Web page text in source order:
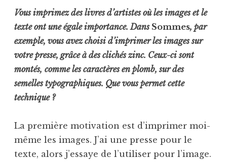
Vous imprimez des livres d’artistes où les images et le
texte ont une égale importance. Dans Sommes, par
exemple, vous avez choisi d’imprimer les images sur
votre presse, grâce à des clichés zinc. Ceux-ci sont
montés, comme les caractères en plomb, sur des
semelles typographiques. Que vous permet cette
technique ?
La première motivation est d’imprimer moi-
même les images. J’ai une presse pour le
texte, alors j’essaye de l’utiliser pour l’image.